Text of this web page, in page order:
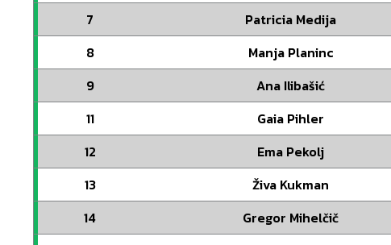
7
Patricia Medija
8
Manja Planinc
9
Ana Ilibašić
11
Gaia Pihler
12
Ema Pekolj
13
Živa Kukman
14
Gregor Mihelčič